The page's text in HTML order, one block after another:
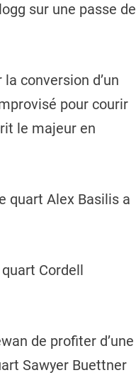
sur une passe de
conversion d’un
pour courir
le majeur en
quart Alex Basilis a
Cordell
de profiter d’une
Sawyer Buettner